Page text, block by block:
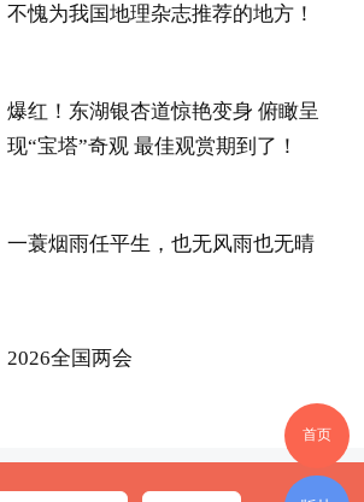
不愧为我国地理杂志推荐的地方！
爆红！东湖银杏道惊艳变身 俯瞰呈
现“宝塔”奇观 最佳观赏期到了！
一蓑烟雨任平生，也无风雨也无晴
2026全国两会
首页